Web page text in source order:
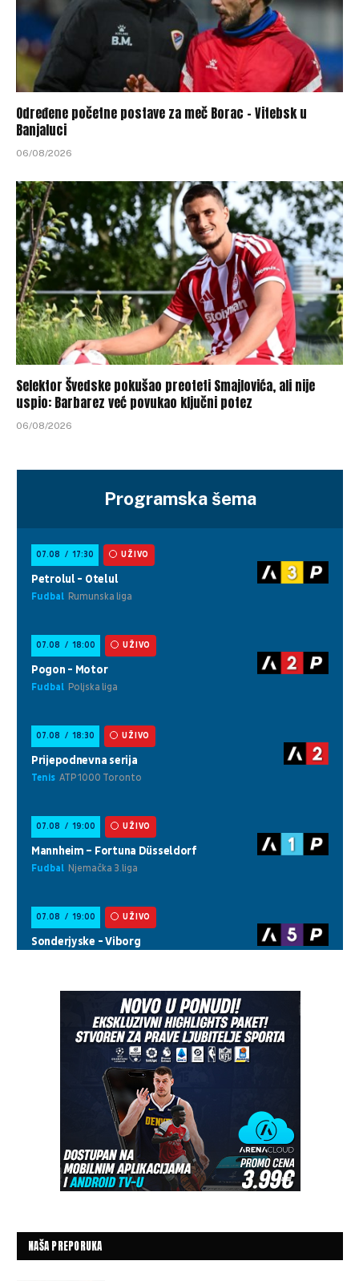
Određene početne postave za meč Borac – Vitebsk u
Banjaluci
06/08/2026
Selektor Švedske pokušao preoteti Smajlovića, ali nije
uspio: Barbarez već povukao ključni potez
06/08/2026
Programska šema
NAŠA PREPORUKA